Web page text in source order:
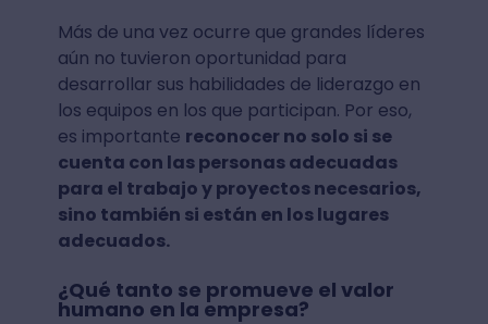
Más de una vez ocurre que grandes líderes
aún no tuvieron oportunidad para
desarrollar sus habilidades de liderazgo en
los equipos en los que participan. Por eso,
es importante reconocer no solo si se
cuenta con las personas adecuadas
para el trabajo y proyectos necesarios,
sino también si están en los lugares
adecuados.
¿Qué tanto se promueve el valor
humano en la empresa?